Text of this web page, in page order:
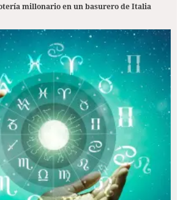
millonario en un basurero de Italia